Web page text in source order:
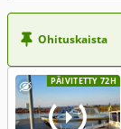
Ohituskaista
PÄIVITETTY 72H